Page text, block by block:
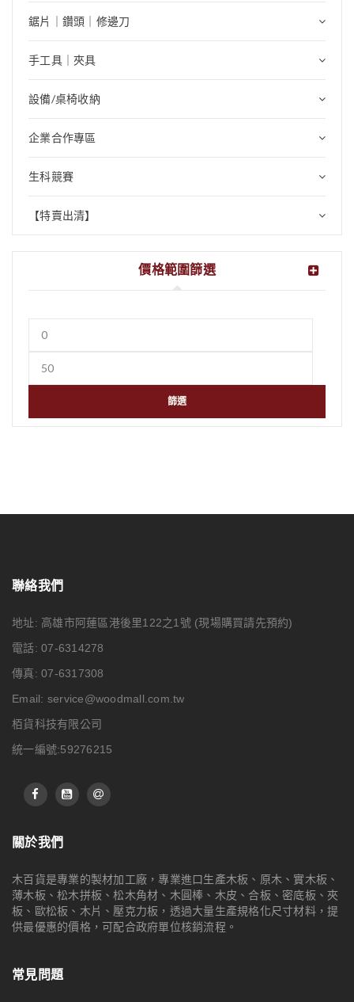
鋸片｜鑽頭｜修邊刀
手工具｜夾具
設備/桌椅收納
企業合作專區
生科競賽
【特賣出清】
價格範圍篩選
篩選
聯絡我們
地址: 高雄市阿蓮區港後里122之1號 (現場購買請先預約)
電話: 07-6314278
傳真: 07-6317308
Email: service@woodmall.com.tw
栢貨科技有限公司
統一編號:59276215
關於我們
木百貨是專業的製材加工廠，專業進口生產木板、原木、實木板、
薄木板、松木拼板、松木角材、木圓棒、木皮、合板、密底板、夾
板、歐松板、木片、壓克力板，透過大量生產規格化尺寸材料，提
供最優惠的價格，可配合政府單位核銷流程。
常見問題